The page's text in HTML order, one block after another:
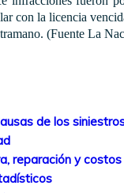
con la licencia
(Fuente La
de los
reparación y costos